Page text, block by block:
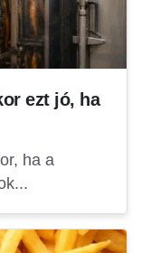
ezt jó, ha
ha a